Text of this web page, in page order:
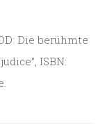
Die berühmte
ISBN: